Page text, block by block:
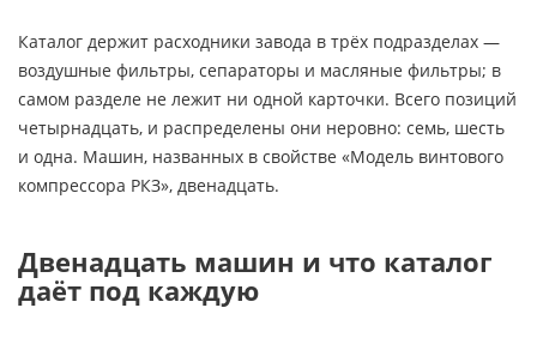
Каталог держит расходники завода в трёх подразделах —
воздушные фильтры, сепараторы и масляные фильтры; в
самом разделе не лежит ни одной карточки. Всего позиций
четырнадцать, и распределены они неровно: семь, шесть
и одна. Машин, названных в свойстве «Модель винтового
компрессора РКЗ», двенадцать.
Двенадцать машин и что каталог
даёт под каждую